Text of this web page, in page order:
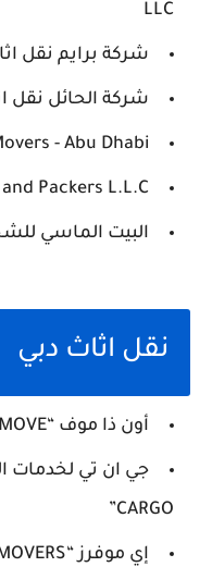
LLC
شركة برايم نقل
شركة الحائل نقل
- Abu Dhabi
Packers L.L.C
البيت الماسي
نقل اثاث دبي
أون ذا موف “ON THE MOVE”
CARGO”
إي موفرز “E-MOVERS”